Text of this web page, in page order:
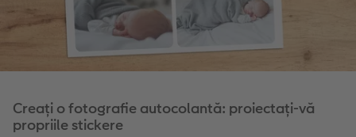
Creați o fotografie autocolantă: proiectați-vă
propriile stickere